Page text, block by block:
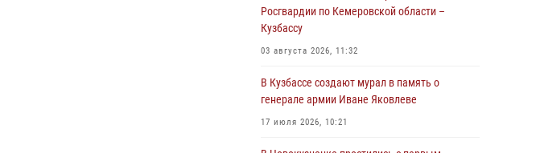
виновника причинения ножевого ранения
кемеровчанину
06 августа 2026, 09:18
Росгвардейцы задержали мужчину,
повредившего имущество горожанки
06 августа 2026, 08:17
Росгвардии по Кемеровской области –
Кузбассу
03 августа 2026, 11:32
В Кузбассе создают мурал в память о
генерале армии Иване Яковлеве
17 июля 2026, 10:21